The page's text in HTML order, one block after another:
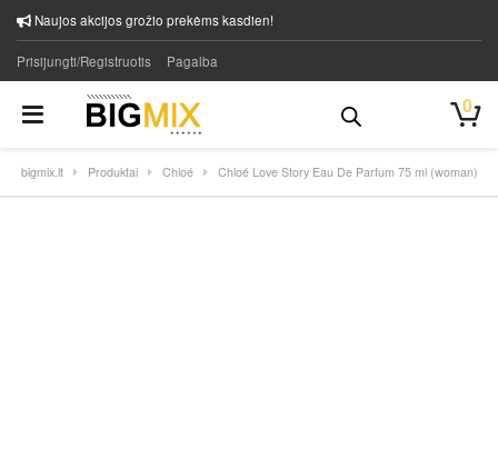
Naujos akcijos grožio prekėms kasdien!
Prisijungti/Registruotis Pagalba
0
bigmix.lt Produktai Chloé Chloé Love Story Eau De Parfum 75 ml (woman)